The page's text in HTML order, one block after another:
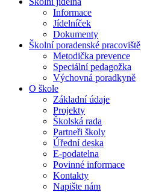
Informace
Jídelníček
Dokumenty
Školní poradenské pracoviště
Metodička prevence
Speciální pedagožka
Výchovná poradkyně
O škole
Základní údaje
Projekty
Školská rada
Partneři školy
Úřední deska
E-podatelna
Povinné informace
Kontakty
Napište nám